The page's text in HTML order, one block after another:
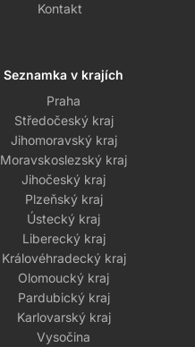
Kontakt
Seznamka v krajích
Praha
Středočeský kraj
Jihomoravský kraj
Moravskoslezský kraj
Jihočeský kraj
Plzeňský kraj
Ústecký kraj
Liberecký kraj
Královéhradecký kraj
Olomoucký kraj
Pardubický kraj
Karlovarský kraj
Vysočina